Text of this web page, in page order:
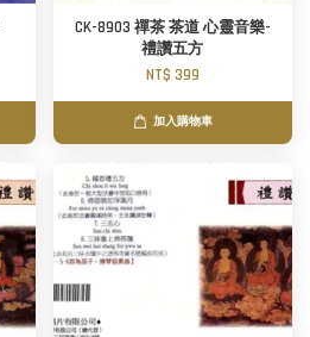
CK-8903 禪茶 茶道 心靈音樂-
禮讚五方
NT$ 399
加入購物車